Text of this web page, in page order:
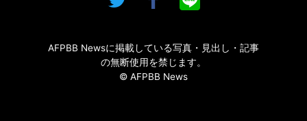
AFPBB Newsに掲載している写真・見出し・記事
の無断使用を禁じます。
© AFPBB News